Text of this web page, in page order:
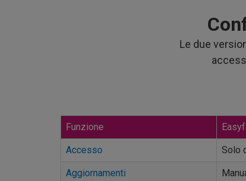
Le due
Funzione
Accesso Solo
Aggiornamenti